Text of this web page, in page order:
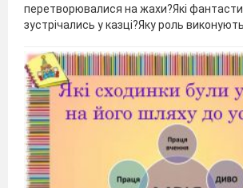
перетворювалися на жахи?Які
зустрічались у казці?Яку роль